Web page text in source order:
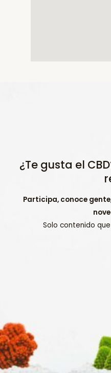
¿Te gusta el
Participa, conoce
Solo contenido